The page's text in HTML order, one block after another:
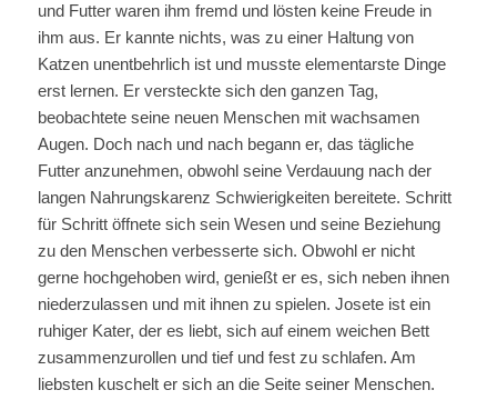
und Futter waren ihm fremd und lösten keine Freude in
ihm aus. Er kannte nichts, was zu einer Haltung von
Katzen unentbehrlich ist und musste elementarste Dinge
erst lernen. Er versteckte sich den ganzen Tag,
beobachtete seine neuen Menschen mit wachsamen
Augen. Doch nach und nach begann er, das tägliche
Futter anzunehmen, obwohl seine Verdauung nach der
langen Nahrungskarenz Schwierigkeiten bereitete. Schritt
für Schritt öffnete sich sein Wesen und seine Beziehung
zu den Menschen verbesserte sich. Obwohl er nicht
gerne hochgehoben wird, genießt er es, sich neben ihnen
niederzulassen und mit ihnen zu spielen. Josete ist ein
ruhiger Kater, der es liebt, sich auf einem weichen Bett
zusammenzurollen und tief und fest zu schlafen. Am
liebsten kuschelt er sich an die Seite seiner Menschen.